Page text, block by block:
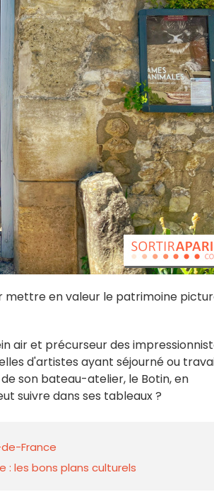
mettre en valeur le patrimoine
air et précurseur des
d'artistes ayant séjourné ou
son bateau-atelier, le Botin, en
suivre dans ses tableaux ?
France
les bons plans culturels